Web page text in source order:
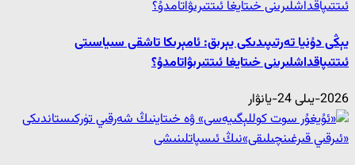
يېڭى دۇنيا تەرتىپىدىكى يېرىق: ئامېرىكا تاشقى سىياسىتى
ئىتتىپاقداشلىرىنى خىتايغا ئىتتىرىۋاتامدۇ؟
2026-يىلى 24-يانۋار